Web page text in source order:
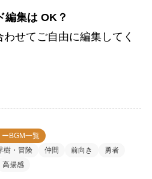
編集は OK？
せてご自由に編集してく
ーBGM一覧
樹・冒険 仲間 前向き
勇者
高揚感